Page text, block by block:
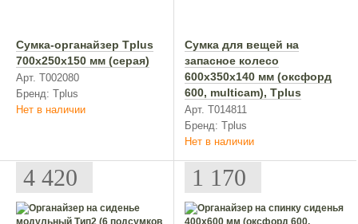
Сумка-органайзер Tplus
700х250х150 мм (серая)
Арт. Т002080
Бренд: Tplus
Нет в наличии
Сумка для вещей на
запасное колесо
600x350x140 мм (оксфорд
600, multicam), Tplus
Арт. T014811
Бренд: Tplus
Нет в наличии
4 420 1 170